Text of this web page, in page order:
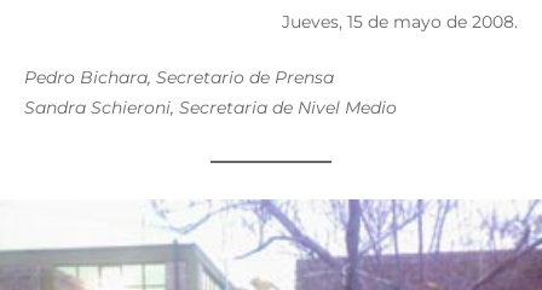
Jueves, 15 de mayo de 2008.
Pedro Bichara, Secretario de Prensa
Sandra Schieroni, Secretaria de Nivel Medio